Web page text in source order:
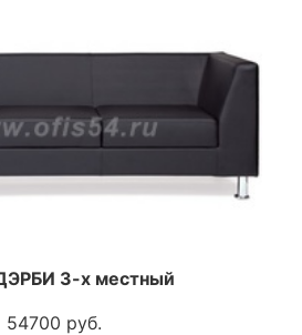
3-х местный
54700 руб.